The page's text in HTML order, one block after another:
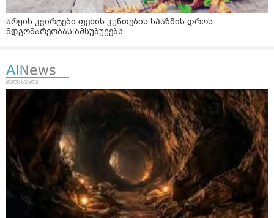
არყის კვირტები ფეხის კუნთების სპაზმის დროს
მდგომარეობას ამსუბუქებს